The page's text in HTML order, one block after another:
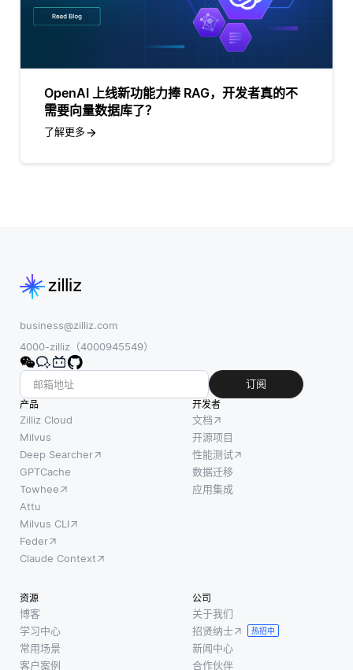
OpenAI 上线新功能力捧 RAG，开发者真的不
需要向量数据库了？
了解更多
business@zilliz.com
4000-zilliz（4000945549）
订阅
产品
Zilliz Cloud
Milvus
Deep Searcher
GPTCache
Towhee
Attu
Milvus CLI
Feder
Claude Context
开发者
文档
开源项目
性能测试
数据迁移
应用集成
资源
博客
学习中心
常用场景
客户案例
公司
关于我们
招贤纳士
热招中
新闻中心
合作伙伴